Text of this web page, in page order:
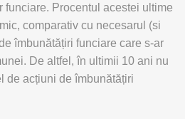
funciare. Procentul acestei ultime
comparativ cu necesarul (si
îmbunătățiri funciare care s-ar
De altfel, în ultimii 10 ani nu
de acțiuni de îmbunătățiri